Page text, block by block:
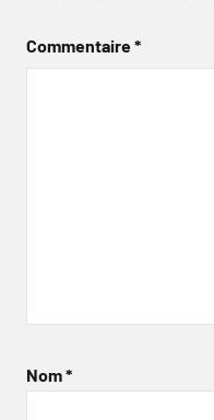
Commentaire*
Nom*